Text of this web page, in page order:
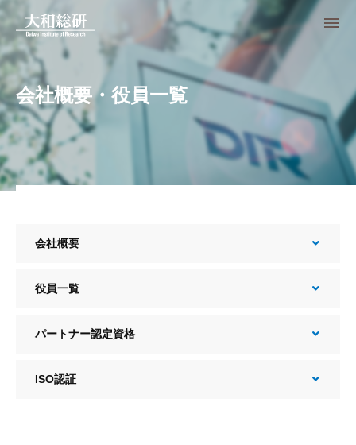
会社概要・役員一覧
会社概要
役員一覧
パートナー認定資格
ISO認証